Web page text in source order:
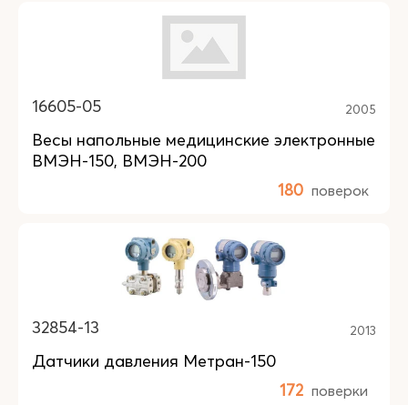
16605-05 2005
Весы напольные медицинские электронные
ВМЭН-150, ВМЭН-200
180 поверок
32854-13 2013
Датчики давления Метран-150
172 поверки